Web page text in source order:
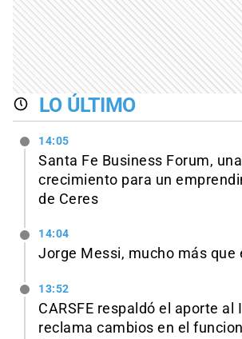
LO ÚLTIMO
14:05
Santa Fe Business Forum,
crecimiento para un
de Ceres
14:04
Jorge Messi, mucho más que
13:52
CARSFE respaldó el aporte al
reclama cambios en el